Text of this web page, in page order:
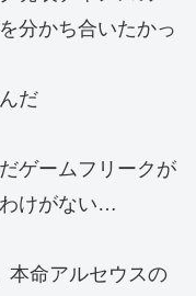
分かち合いたかっ
だ
ゲームフリークが
けがない…
本命アルセウスの